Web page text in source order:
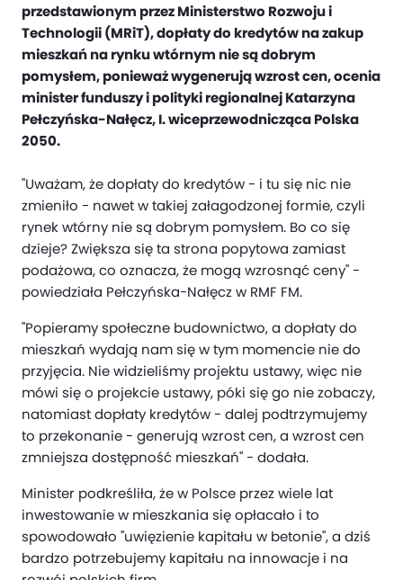
przedstawionym przez Ministerstwo Rozwoju i
Technologii (MRiT), dopłaty do kredytów na zakup
mieszkań na rynku wtórnym nie są dobrym
pomysłem, ponieważ wygenerują wzrost cen, ocenia
minister funduszy i polityki regionalnej Katarzyna
Pełczyńska-Nałęcz, I. wiceprzewodnicząca Polska
2050.
"Uważam, że dopłaty do kredytów - i tu się nic nie
zmieniło - nawet w takiej załagodzonej formie, czyli
rynek wtórny nie są dobrym pomysłem. Bo co się
dzieje? Zwiększa się ta strona popytowa zamiast
podażowa, co oznacza, że mogą wzrosnąć ceny" -
powiedziała Pełczyńska-Nałęcz w RMF FM.
"Popieramy społeczne budownictwo, a dopłaty do
mieszkań wydają nam się w tym momencie nie do
przyjęcia. Nie widzieliśmy projektu ustawy, więc nie
mówi się o projekcie ustawy, póki się go nie zobaczy,
natomiast dopłaty kredytów - dalej podtrzymujemy
to przekonanie - generują wzrost cen, a wzrost cen
zmniejsza dostępność mieszkań" - dodała.
Minister podkreśliła, że w Polsce przez wiele lat
inwestowanie w mieszkania się opłacało i to
spowodowało "uwięzienie kapitału w betonie", a dziś
bardzo potrzebujemy kapitału na innowacje i na